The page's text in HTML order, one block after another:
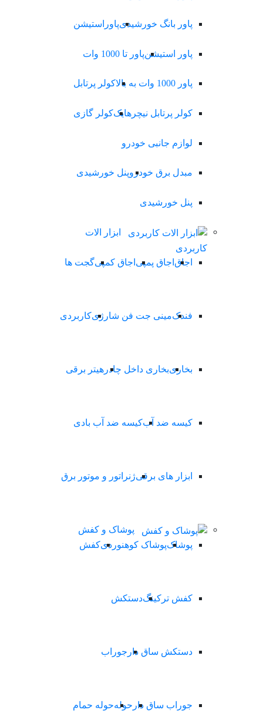
پاور بانگ خورشیدیپاوراستیشن
پاور استیشنپاور تا 1000 وات
پاور 1000 وات به بالا کولر پرتابل
کولر پرتابل نیچرهایککولر گازی
لوازم جانبی خودرو
مبدل برق خودروپنل خورشیدی
پنل خورشیدی
ابزار الات
کاربردی
اجاق اجاق پمپی اجاق کمپیگجت ها
فندکمینی جت فن شارژیکاربردی
بخاریبخاری داخل چادر هیتر برقی
کیسه ضد آبکیسه ضد آب بادی
ابزار های برقیژنراتور و موتور برق
پوشاک و کفش
پوشاکپوشاک کوهنوردیکفش
کفش ترکینگدستکش
دستکش ساق دار جوراب
جوراب ساق دار حولهحوله حمام